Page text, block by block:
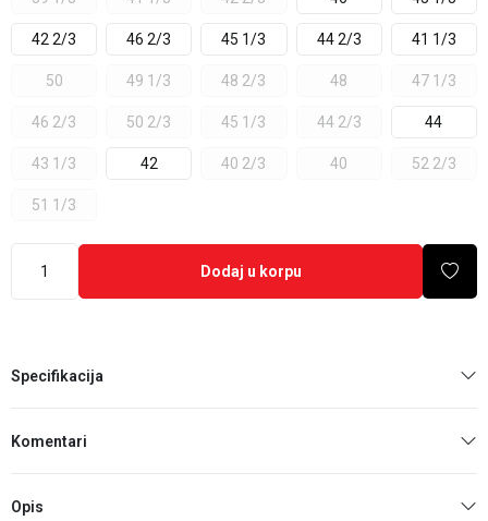
42 2/3 46 2/3 45 1/3 44 2/3 41 1/3
50 49 1/3 48 2/3 48 47 1/3
46 2/3 50 2/3 45 1/3 44 2/3 44
43 1/3 42 40 2/3 40 52 2/3
51 1/3
Dodaj u korpu
Specifikacija
Komentari
Opis